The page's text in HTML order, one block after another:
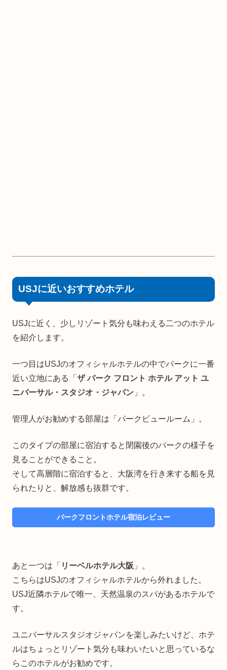
USJに近いおすすめホテル
USJに近く、少しリゾート気分も味わえる二つのホテル
を紹介します。
一つ目はUSJのオフィシャルホテルの中でパークに一番
近い立地にある「 ザ パーク フロント ホテル アット ユ
ニバーサル・スタジオ・ジャパン 」。
管理人がお勧めする部屋は「パークビュールーム」。
このタイプの部屋に宿泊すると閉園後のパークの様子を
見ることができること。
そして高層階に宿泊すると、大阪湾を行き来する船を見
られたりと、解放感も抜群です。
パークフロントホテル宿泊レビュー
あと一つは「 リーベルホテル大阪 」。
こちらはUSJのオフィシャルホテルから外れました。
USJ近隣ホテルで唯一、天然温泉のスパがあるホテルで
す。
ユニバーサルスタジオジャパンを楽しみたいけど、ホテ
ルはちょっとリゾート気分も味わいたいと思っているな
らこのホテルがお勧めです。